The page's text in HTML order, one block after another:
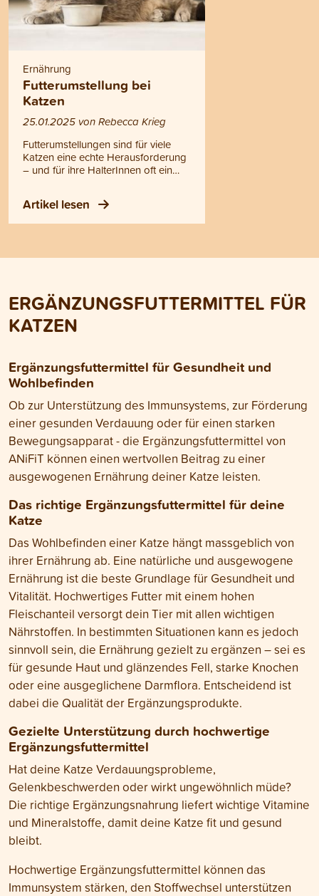
Ernährung
Futterumstellung bei
Katzen
25.01.2025 von Rebecca Krieg
Futterumstellungen sind für viele
Katzen eine echte Herausforderung
– und für ihre HalterInnen oft ein
beim Fressen haben Katzen ihren
eigenen Kopf. Zudem sind sie
ihr Futter geht. Während manche
gleiche Futter. In diesem Blogartikel
erfährst du, wie du die
Futterumstellung Schritt für Schritt
meisterst und dabei die Gesundheit
unterstützt.
Artikel lesen
ERGÄNZUNGSFUTTERMITTEL FÜR
KATZEN
Ergänzungsfuttermittel für Gesundheit und
Wohlbefinden
Ob zur Unterstützung des Immunsystems, zur Förderung
einer gesunden Verdauung oder für einen starken
Bewegungsapparat - die Ergänzungsfuttermittel von
ANiFiT können einen wertvollen Beitrag zu einer
ausgewogenen Ernährung deiner Katze leisten.
Das richtige Ergänzungsfuttermittel für deine
Katze
Das Wohlbefinden einer Katze hängt massgeblich von
ihrer Ernährung ab. Eine natürliche und ausgewogene
Ernährung ist die beste Grundlage für Gesundheit und
Vitalität. Hochwertiges Futter mit einem hohen
Fleischanteil versorgt dein Tier mit allen wichtigen
Nährstoffen. In bestimmten Situationen kann es jedoch
sinnvoll sein, die Ernährung gezielt zu ergänzen – sei es
für gesunde Haut und glänzendes Fell, starke Knochen
oder eine ausgeglichene Darmflora. Entscheidend ist
dabei die Qualität der Ergänzungsprodukte.
Gezielte Unterstützung durch hochwertige
Ergänzungsfuttermittel
Hat deine Katze Verdauungsprobleme,
Gelenkbeschwerden oder wirkt ungewöhnlich müde?
Die richtige Ergänzungsnahrung liefert wichtige Vitamine
und Mineralstoffe, damit deine Katze fit und gesund
bleibt.
Hochwertige Ergänzungsfuttermittel können das
Immunsystem stärken, den Stoffwechsel unterstützen